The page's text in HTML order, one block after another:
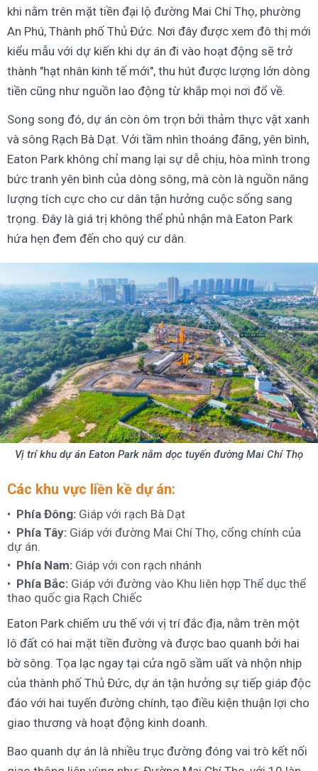
khi nằm trên mặt tiền đại lộ đường Mai Chí Thọ, phường
An Phú, Thành phố Thủ Đức. Nơi đây được xem đô thị mới
kiểu mẫu với dự kiến khi dự án đi vào hoạt động sẽ trở
thành "hạt nhân kinh tế mới", thu hút được lượng lớn dòng
tiền cũng như nguồn lao động từ khắp mọi nơi đổ về.
Song song đó, dự án còn ôm trọn bởi thảm thực vật xanh
và sông Rạch Bà Dạt. Với tầm nhìn thoáng đãng, yên bình,
Eaton Park không chỉ mang lại sự dễ chịu, hòa mình trong
bức tranh yên bình của dòng sông, mà còn là nguồn năng
lượng tích cực cho cư dân tận hưởng cuộc sống sang
trọng. Đây là giá trị không thể phủ nhận mà Eaton Park
hứa hẹn đem đến cho quý cư dân.
Vị trí khu dự án Eaton Park nằm dọc tuyến đường Mai Chí Thọ
Các khu vực liền kề dự án:
Phía Đông: Giáp với rạch Bà Dạt
Phía Tây: Giáp với đường Mai Chí Thọ, cổng chính của
dự án.
Phía Nam: Giáp với con rạch nhánh
Phía Bắc: Giáp với đường vào Khu liên hợp Thể dục thể
thao quốc gia Rạch Chiếc
Eaton Park chiếm ưu thế với vị trí đắc địa, nằm trên một
lô đất có hai mặt tiền đường và được bao quanh bởi hai
bờ sông. Tọa lạc ngay tại cửa ngõ sầm uất và nhộn nhịp
của thành phố Thủ Đức, dự án tận hưởng sự tiếp giáp độc
đáo với hai tuyến đường chính, tạo điều kiện thuận lợi cho
giao thương và hoạt động kinh doanh.
Bao quanh dự án là nhiều trục đường đóng vai trò kết nối